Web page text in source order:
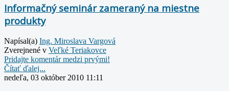
Informačný seminár zameraný na miestne
produkty
Napísal(a) Ing. Miroslava Vargová
Zverejnené v Veľké Teriakovce
Pridajte komentár medzi prvými!
Čítať ďalej...
nedeľa, 03 október 2010 11:11